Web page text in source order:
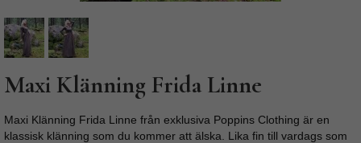
Maxi Klänning Frida Linne
Maxi Klänning Frida Linne från exklusiva Poppins Clothing är en
klassisk klänning som du kommer att älska. Lika fin till vardags som